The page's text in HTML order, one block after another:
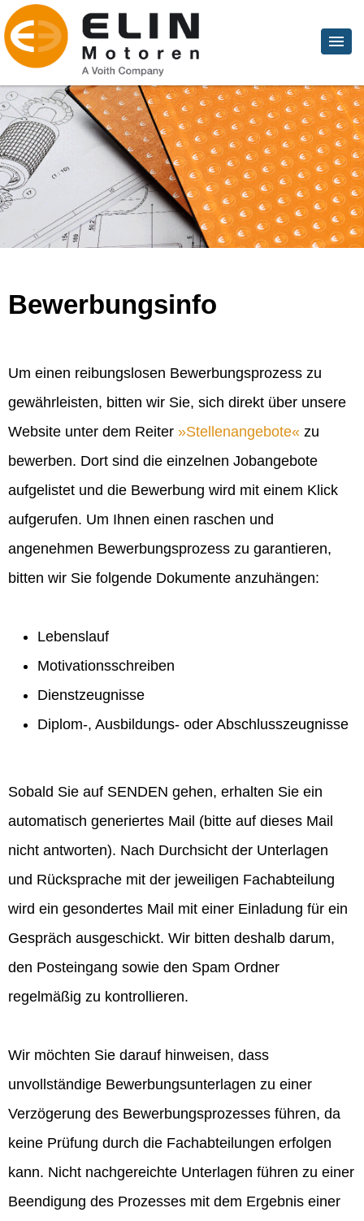
Bewerbungsinfo
Um einen reibungslosen Bewerbungsprozess zu
gewährleisten, bitten wir Sie, sich direkt über unsere
Website unter dem Reiter
Stellenangebote
zu
bewerben. Dort sind die einzelnen Jobangebote
aufgelistet und die Bewerbung wird mit einem Klick
aufgerufen. Um Ihnen einen raschen und
angenehmen Bewerbungsprozess zu garantieren,
bitten wir Sie folgende Dokumente anzuhängen:
Lebenslauf
Motivationsschreiben
Dienstzeugnisse
Diplom-, Ausbildungs- oder Abschlusszeugnisse
Sobald Sie auf SENDEN gehen, erhalten Sie ein
automatisch generiertes Mail (bitte auf dieses Mail
nicht antworten). Nach Durchsicht der Unterlagen
und Rücksprache mit der jeweiligen Fachabteilung
wird ein gesondertes Mail mit einer Einladung für ein
Gespräch ausgeschickt. Wir bitten deshalb darum,
den Posteingang sowie den Spam Ordner
regelmäßig zu kontrollieren.
Wir möchten Sie darauf hinweisen, dass
unvollständige Bewerbungsunterlagen zu einer
Verzögerung des Bewerbungsprozesses führen, da
keine Prüfung durch die Fachabteilungen erfolgen
kann. Nicht nachgereichte Unterlagen führen zu einer
Beendigung des Prozesses mit dem Ergebnis einer